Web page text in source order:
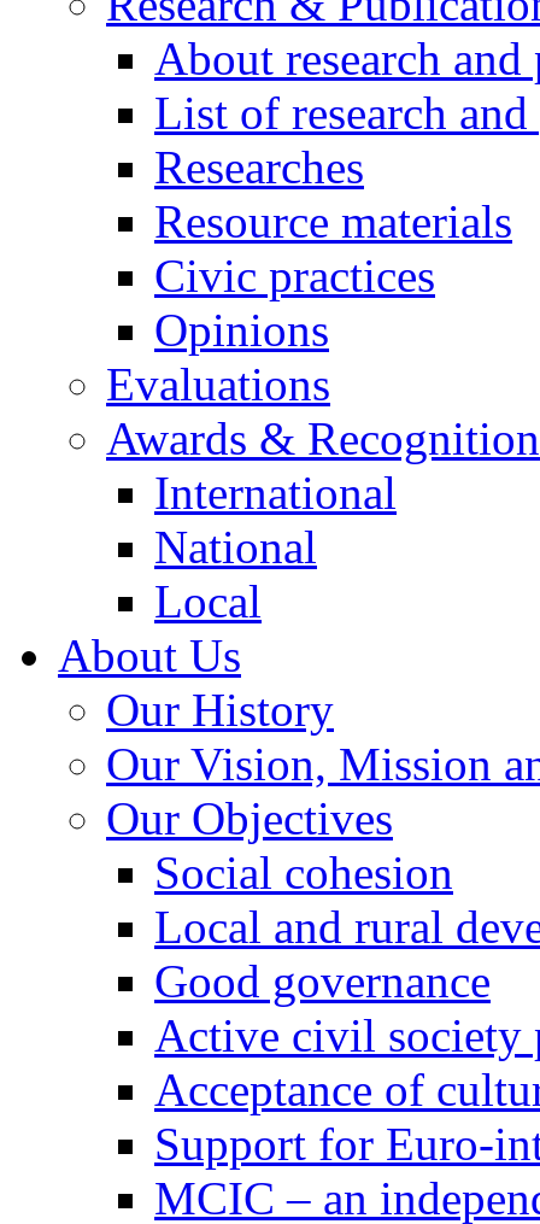
About research
List of research
Researches
Resource materials
Civic practices
Opinions
Evaluations
Awards &
International
National
Local
About Us
Our History
Our Vision, Mission
Our Objectives
Social cohesion
Local and rural
Good governance
Active civil society
Acceptance of
Support for Euro-
MCIC – an